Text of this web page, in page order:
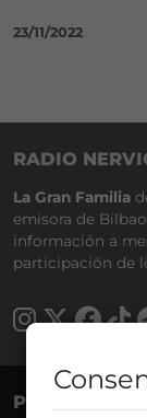
23/11/2022
RADIO
La Gran Familia
emisora de
información a
participación de
PROGRAMAS